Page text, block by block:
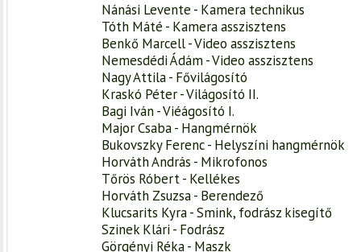
Nánási Levente - Kamera technikus
Tóth Máté - Kamera asszisztens
Benkő Marcell - Video asszisztens
Nemesdédi Ádám - Video asszisztens
Nagy Attila - Fővilágosító
Kraskó Péter - Világosító II.
Bagi Iván - Viéágosító I.
Major Csaba - Hangmérnök
Bukovszky Ferenc - Helyszíni hangmérnök
Horváth András - Mikrofonos
Tőrös Róbert - Kellékes
Horváth Zsuzsa - Berendező
Klucsarits Kyra - Smink, fodrász kisegítő
Szinek Klári - Fodrász
Görgényi Réka - Maszk